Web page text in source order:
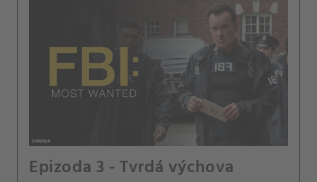
Epizoda 3 - Tvrdá výchova